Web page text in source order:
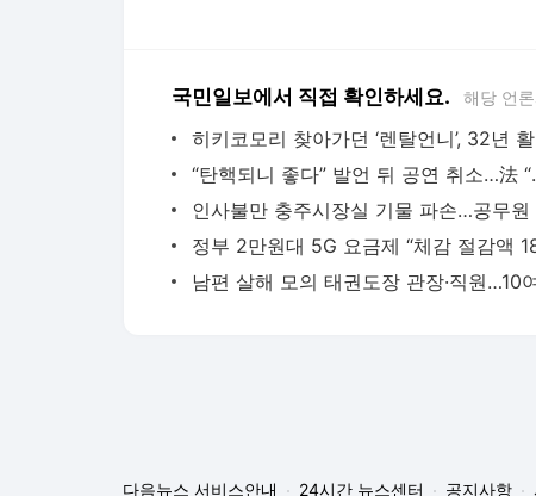
국민일보에서 직접 확인하세요. 해당 언
“탄핵되니
다음뉴스 서비스안내 24시간 뉴스센터 공지사항